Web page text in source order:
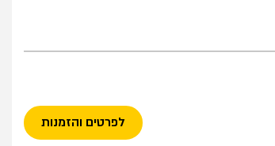
לפרטים והזמנות